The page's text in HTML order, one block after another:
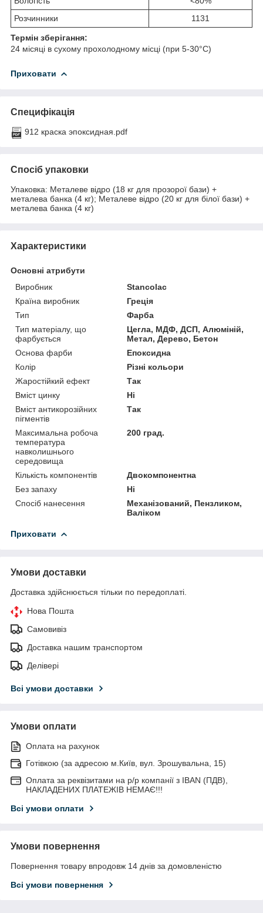
Розчинники
1131
Термін зберігання:
24 місяці в сухому прохолодному місці (при 5-30°С)
Приховати
Специфікація
912 краска эпоксидная.pdf
Спосіб упаковки
Упаковка: Металеве відро (18 кг для прозорої бази) +
металева банка (4 кг); Металеве відро (20 кг для білої бази) +
металева банка (4 кг)
Характеристики
Основні атрибути
Виробник
Stancolac
Країна виробник
Греція
Тип
Фарба
Тип матеріалу, що
фарбується
Цегла, МДФ, ДСП, Алюміній,
Метал, Дерево, Бетон
Основа фарби
Епоксидна
Колір
Різні кольори
Жаростійкий ефект
Так
Вміст цинку
Ні
Вміст антикорозійних
пігментів
Так
Максимальна робоча
температура
навколишнього
середовища
200 град.
Кількість компонентів
Двокомпонентна
Без запаху
Ні
Спосіб нанесення
Механізований, Пензликом,
Валіком
Приховати
Умови доставки
Доставка здійснюється тільки по передоплаті.
Нова Пошта
Самовивіз
Доставка нашим транспортом
Делівері
Всі умови доставки
Умови оплати
Оплата на рахунок
Готівкою (за адресою м.Київ, вул. Зрошувальна, 15)
Оплата за реквізитами на р/р компанії з IBAN (ПДВ),
НАКЛАДЕНИХ ПЛАТЕЖІВ НЕМАЄ!!!
Всі умови оплати
Умови повернення
Повернення товару впродовж 14 днів за домовленістю
Всі умови повернення